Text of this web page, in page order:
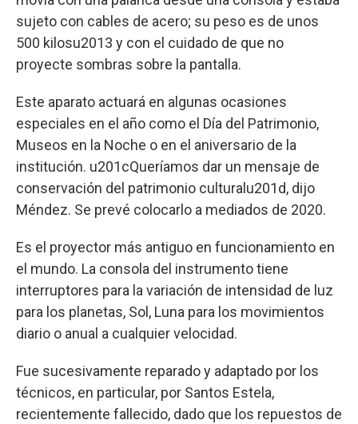
sujeto con cables de acero; su peso es de unos
500 kilosu2013 y con el cuidado de que no
proyecte sombras sobre la pantalla.
Este aparato actuará en algunas ocasiones
especiales en el año como el Día del Patrimonio,
Museos en la Noche o en el aniversario de la
institución. u201cQueríamos dar un mensaje de
conservación del patrimonio culturalu201d, dijo
Méndez. Se prevé colocarlo a mediados de 2020.
Es el proyector más antiguo en funcionamiento en
el mundo. La consola del instrumento tiene
interruptores para la variación de intensidad de luz
para los planetas, Sol, Luna para los movimientos
diario o anual a cualquier velocidad.
Fue sucesivamente reparado y adaptado por los
técnicos, en particular, por Santos Estela,
recientemente fallecido, dado que los repuestos de